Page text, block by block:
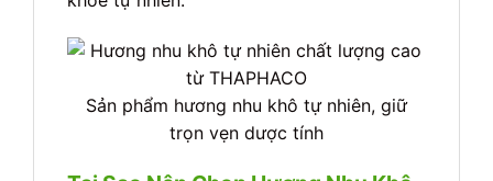
Sản phẩm hương nhu khô tự nhiên, giữ
trọn vẹn dược tính